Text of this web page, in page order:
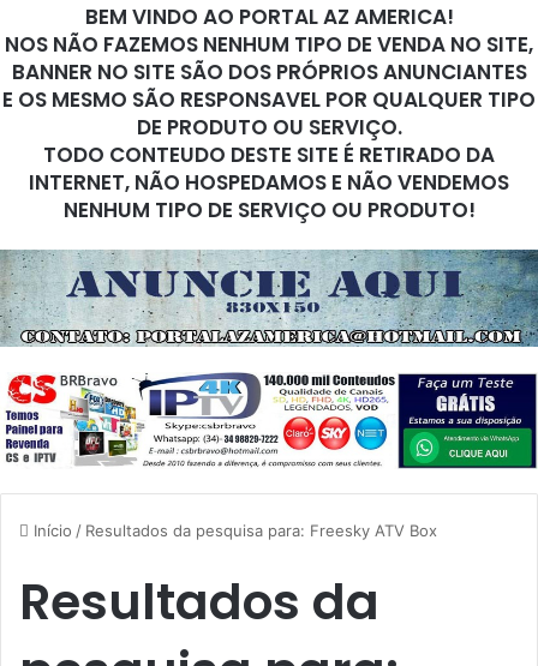
BEM VINDO AO PORTAL AZ AMERICA!
NOS NÃO FAZEMOS NENHUM TIPO DE VENDA NO SITE,
BANNER NO SITE SÃO DOS PRÓPRIOS ANUNCIANTES
E OS MESMO SÃO RESPONSAVEL POR QUALQUER TIPO
DE PRODUTO OU SERVIÇO.
TODO CONTEUDO DESTE SITE É RETIRADO DA
INTERNET, NÃO HOSPEDAMOS E NÃO VENDEMOS
NENHUM TIPO DE SERVIÇO OU PRODUTO!
Início / Resultados da pesquisa para: Freesky ATV Box
Resultados da